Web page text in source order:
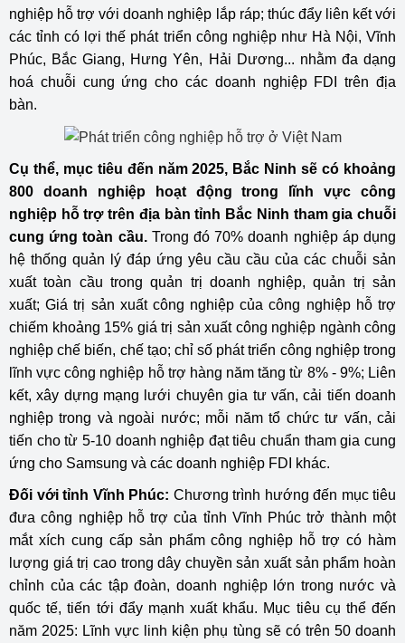
nghiệp hỗ trợ với doanh nghiệp lắp ráp; thúc đẩy liên kết với
các tỉnh có lợi thế phát triển công nghiệp như Hà Nội, Vĩnh
Phúc, Bắc Giang, Hưng Yên, Hải Dương... nhằm đa dạng
hoá chuỗi cung ứng cho các doanh nghiệp FDI trên địa
bàn.
Cụ thể, mục tiêu đến năm 2025, Bắc Ninh sẽ có khoảng
800 doanh nghiệp hoạt động trong lĩnh vực công
nghiệp hỗ trợ trên địa bàn tỉnh Bắc Ninh tham gia chuỗi
cung ứng toàn cầu.Trong đó 70% doanh nghiệp áp dụng
hệ thống quản lý đáp ứng yêu cầu cầu của các chuỗi sản
xuất toàn cầu trong quản trị doanh nghiệp, quản trị sản
xuất; Giá trị sản xuất công nghiệp của công nghiệp hỗ trợ
chiếm khoảng 15% giá trị sản xuất công nghiệp ngành công
nghiệp chế biến, chế tạo; chỉ số phát triển công nghiệp trong
lĩnh vực công nghiệp hỗ trợ hàng năm tăng từ 8% - 9%; Liên
kết, xây dựng mạng lưới chuyên gia tư vấn, cải tiến doanh
nghiệp trong và ngoài nước; mỗi năm tổ chức tư vấn, cải
tiến cho từ 5-10 doanh nghiệp đạt tiêu chuẩn tham gia cung
ứng cho Samsung và các doanh nghiệp FDI khác.
Đối với tỉnh Vĩnh Phúc: Chương trình hướng đến mục tiêu
đưa công nghiệp hỗ trợ của tỉnh Vĩnh Phúc trở thành một
mắt xích cung cấp sản phẩm công nghiệp hỗ trợ có hàm
lượng giá trị cao trong dây chuyền sản xuất sản phẩm hoàn
chỉnh của các tập đoàn, doanh nghiệp lớn trong nước và
quốc tế, tiến tới đẩy mạnh xuất khẩu. Mục tiêu cụ thể đến
năm 2025: Lĩnh vực linh kiện phụ tùng sẽ có trên 50 doanh